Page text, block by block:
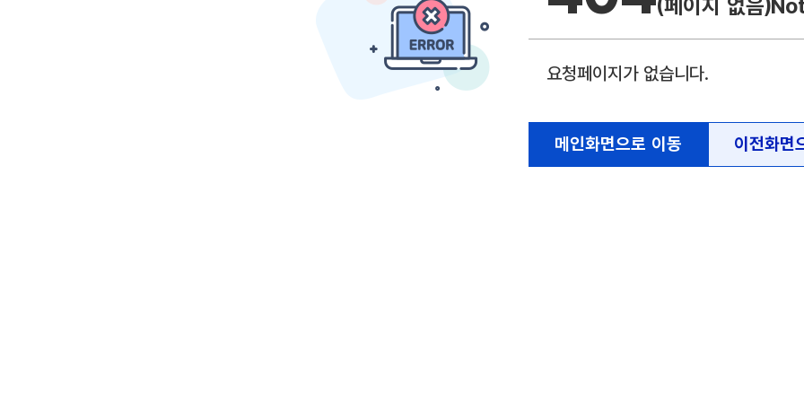
(페이지 없음)
요청페이지가 없습니다.
메인화면으로 이동 이전화면